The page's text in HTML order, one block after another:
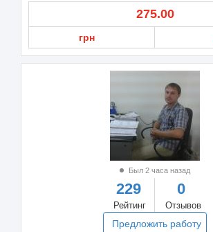
275.00
грн
Был 2 часа назад
229
Рейтинг
0
Отзывов
Предложить работу